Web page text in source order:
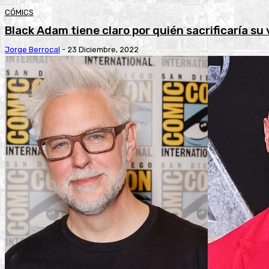
CÓMICS
Black Adam tiene claro por quién sacrificaría su
Jorge Berrocal - 23 Diciembre, 2022